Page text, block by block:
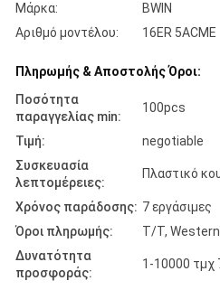
Μάρκα:
BWIN
Αριθμό μοντέλου:
16ER 5ACME
Πληρωμής & Αποστολής Όροι:
Ποσότητα
παραγγελίας min:
100pcs
Τιμή:
negotiable
Συσκευασία
λεπτομέρειες:
Πλαστικό
Χρόνος παράδοσης: 7 εργάσιμες
Όροι πληρωμής:
T/T,
Δυνατότητα
προσφοράς:
1-10000 τμχ